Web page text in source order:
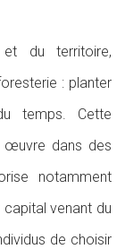
et du territoire,
: planter
temps. Cette
œuvre dans des
notamment
capital venant du
de choisir